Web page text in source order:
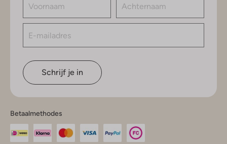
Schrijf je in
Betaalmethodes